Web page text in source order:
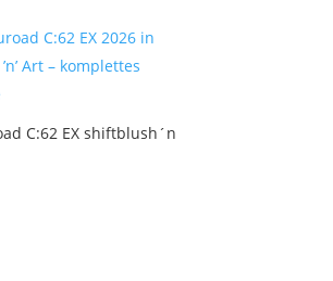
C:62 EX shiftblush´n